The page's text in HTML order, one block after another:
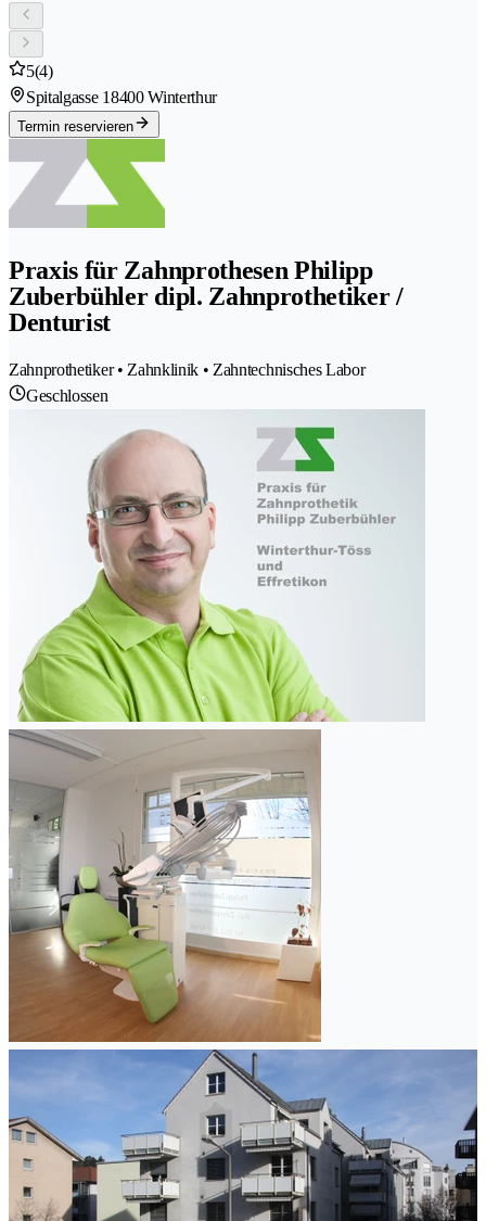
5(4)
Spitalgasse 18400 Winterthur
Termin reservieren
Praxis für Zahnprothesen Philipp
Zuberbühler dipl. Zahnprothetiker /
Denturist
Zahnprothetiker • Zahnklinik • Zahntechnisches Labor
Geschlossen